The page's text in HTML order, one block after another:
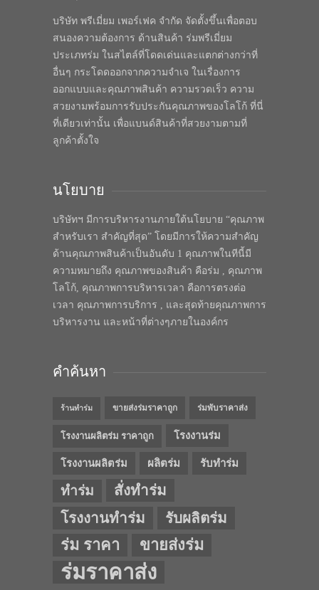
บริษัท พรีเมี่ยม เพอร์เฟค จำกัด จัดตั้งขึ้นเพื่อตอบ
สนองความต้องการ ด้านสินค้า ร่มพรีเมี่ยม
ประเภทร่ม ในสไตล์ที่โดดเด่นและแตกต่างกว่าที่
อื่นๆ กระโดดออกจากความจำเจ ในเรื่องการ
ออกแบบและคุณภาพสินค้า ความรวดเร็ว ความ
สวยงามพร้อมการรับประกันคุณภาพของโลโก้ ที่นี่
ที่เดียวเท่านั้น เพื่อแบนด์สินค้าที่สวยงามตามที่
ลูกค้าตั้งใจ
นโยบาย
บริษัทฯ มีการบริหารงานภายใต้นโยบาย “คุณภาพ
สำหรับเรา สำคัญที่สุด” โดยมีการให้ความสำคัญ
ด้านคุณภาพสินค้าเป็นอันดับ 1 คุณภาพในทีนี้มี
ความหมายถึง คุณภาพของสินค้า คือร่ม , คุณภาพ
โลโก้, คุณภาพการบริหารเวลา คือการตรงต่อ
เวลา คุณภาพการบริการ , และสุดท้ายคุณภาพการ
บริหารงาน และหน้าที่ต่างๆภายในองค์กร
คำค้นหา
ร้านทำร่ม ขายส่งร่มราคาถูก ร่มพับราคาส่ง
โรงงานผลิตร่ม ราคาถูก โรงงานร่ม
โรงงานผลิตร่ม ผลิตร่ม รับทำร่ม
ทำร่ม
สั่งทำร่ม
โรงงานทำร่ม
รับผลิตร่ม
ร่ม ราคา ขายส่งร่ม
ร่มราคาส่ง